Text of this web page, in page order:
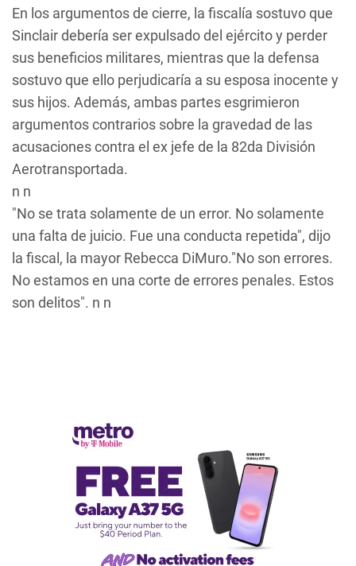
En los argumentos de cierre, la fiscalía sostuvo que
Sinclair debería ser expulsado del ejército y perder
sus beneficios militares, mientras que la defensa
sostuvo que ello perjudicaría a su esposa inocente y
sus hijos. Además, ambas partes esgrimieron
argumentos contrarios sobre la gravedad de las
acusaciones contra el ex jefe de la 82da División
Aerotransportada.
n n
"No se trata solamente de un error. No solamente
una falta de juicio. Fue una conducta repetida", dijo
la fiscal, la mayor Rebecca DiMuro."No son errores.
No estamos en una corte de errores penales. Estos
son delitos". n n